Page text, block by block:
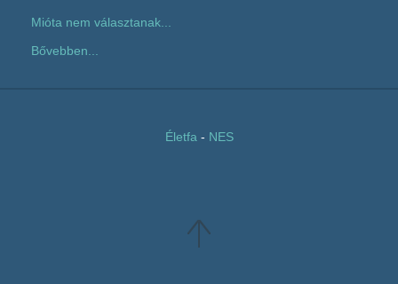
Mióta nem választanak...
Bővebben...
Életfa - NES